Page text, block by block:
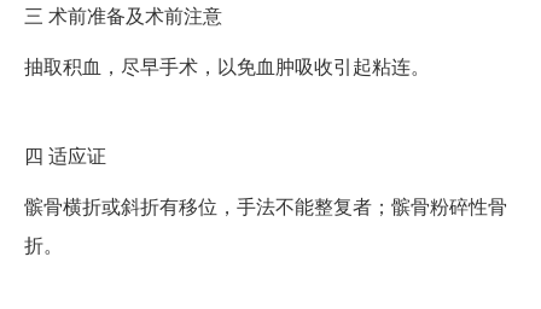
三 术前准备及术前注意
抽取积血，尽早手术，以免血肿吸收引起粘连。
四 适应证
髌骨横折或斜折有移位，手法不能整复者；髌骨粉碎性骨
折。